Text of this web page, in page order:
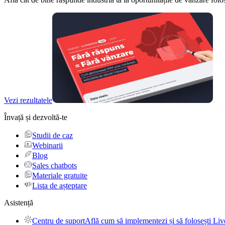
Vezi rezultatele
Învață și dezvoltă-te
Studii de caz
Webinarii
Blog
Sales chatbots
Materiale gratuite
Lista de așteptare
Asistență
Centru de suportAflă cum să implementezi și să folosești